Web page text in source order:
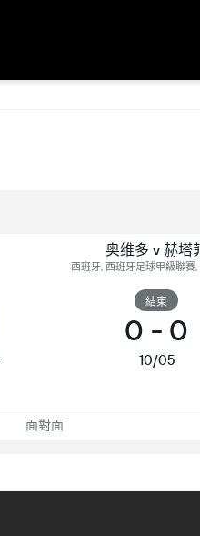
奥维多 v 赫塔
西班牙, 西班牙足球甲級聯賽,
結束
0 - 0
10/05
面對面